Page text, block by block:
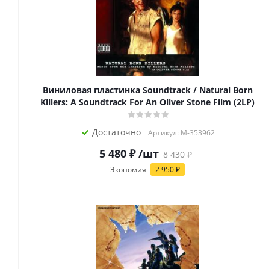
Виниловая пластинка Soundtrack / Natural Born
Killers: A Soundtrack For An Oliver Stone Film (2LP)
Достаточно Артикул: M-353962
5 480₽ /шт 8 430₽
Экономия 2 950₽